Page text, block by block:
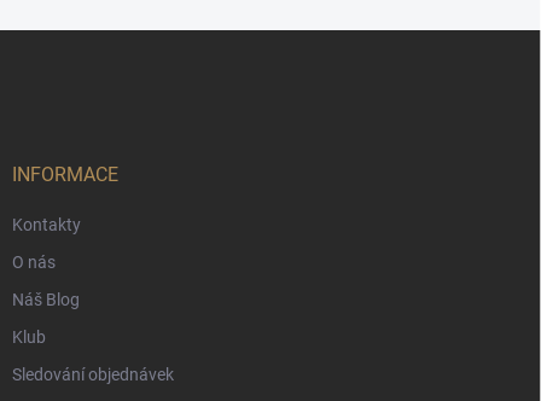
INFORMACE
Kontakty
O nás
Náš Blog
Klub
Sledování objednávek